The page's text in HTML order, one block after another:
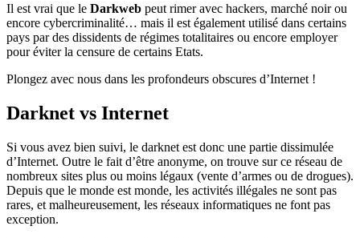
Il est vrai que le Darkweb peut rimer avec hackers, marché noir ou
encore cybercriminalité… mais il est également utilisé dans certains
pays par des dissidents de régimes totalitaires ou encore employer
pour éviter la censure de certains Etats.
Plongez avec nous dans les profondeurs obscures d’Internet !
Darknet vs Internet
Si vous avez bien suivi, le darknet est donc une partie dissimulée
d’Internet. Outre le fait d’être anonyme, on trouve sur ce réseau de
nombreux sites plus ou moins légaux (vente d’armes ou de drogues).
Depuis que le monde est monde, les activités illégales ne sont pas
rares, et malheureusement, les réseaux informatiques ne font pas
exception.